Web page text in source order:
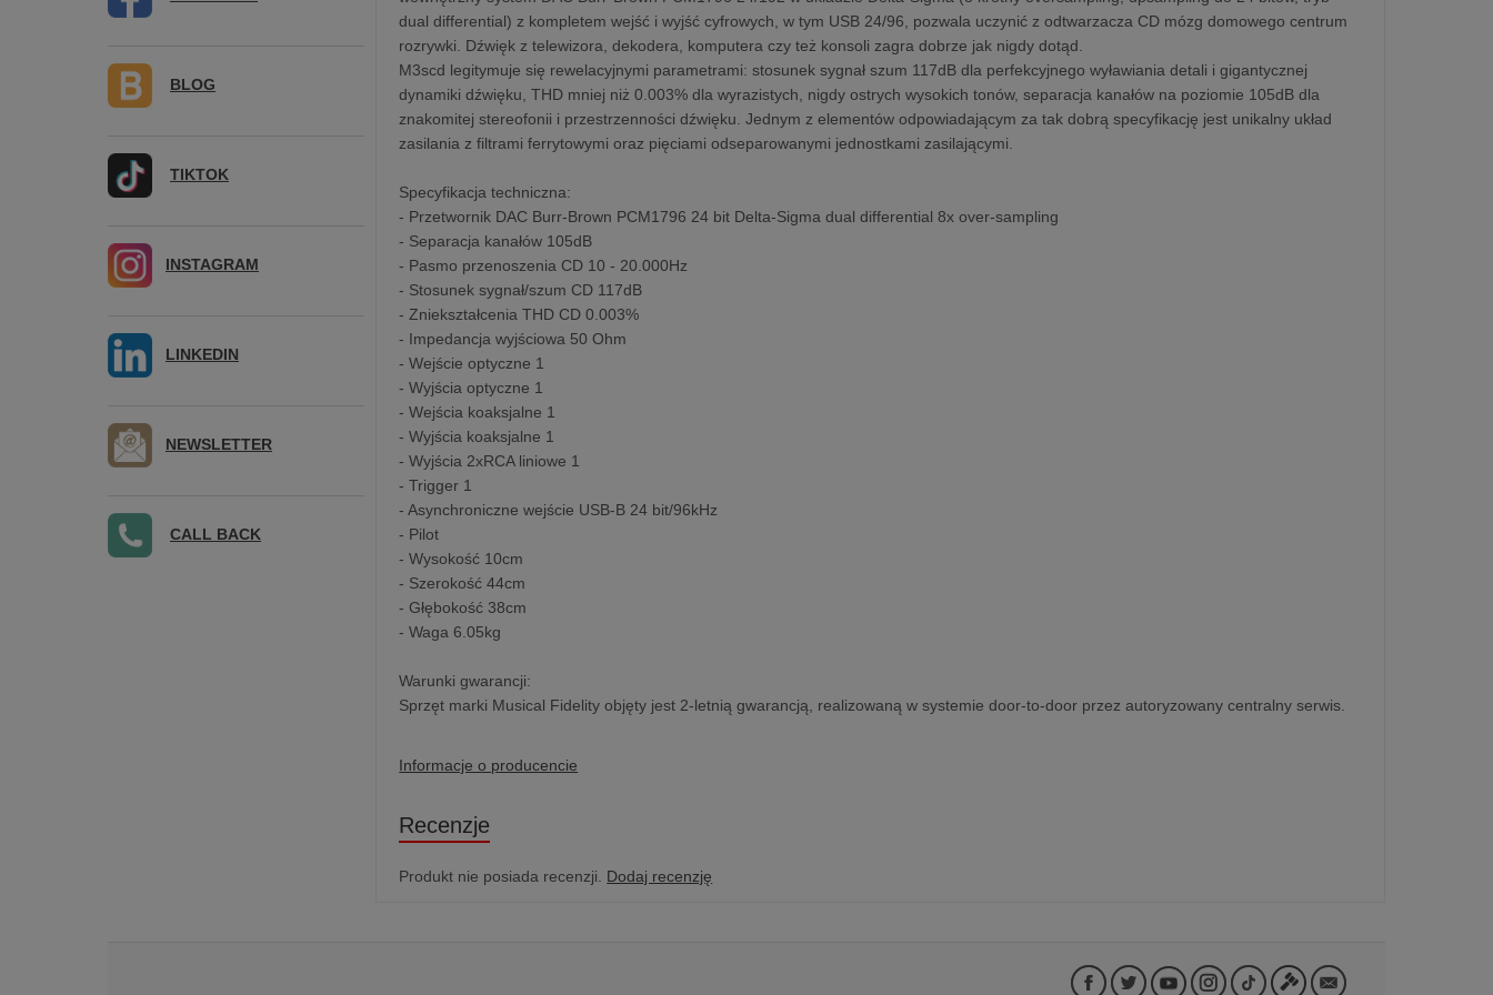
dual differential) z kompletem wejść i wyjść cyfrowych, w tym USB 24/96, pozwala uczynić z odtwarzacza CD mózg domowego centrum
rozrywki. Dźwięk z telewizora, dekodera, komputera czy też konsoli zagra dobrze jak nigdy dotąd.
M3scd legitymuje się rewelacyjnymi parametrami: stosunek sygnał szum 117dB dla perfekcyjnego wyławiania detali i gigantycznej
dynamiki dźwięku, THD mniej niż 0.003% dla wyrazistych, nigdy ostrych wysokich tonów, separacja kanałów na poziomie 105dB dla
znakomitej stereofonii i przestrzenności dźwięku. Jednym z elementów odpowiadającym za tak dobrą specyfikację jest unikalny układ
zasilania z filtrami ferrytowymi oraz pięciami odseparowanymi jednostkami zasilającymi.
Specyfikacja techniczna:
- Przetwornik DAC Burr-Brown PCM1796 24 bit Delta-Sigma dual differential 8x over-sampling
- Separacja kanałów 105dB
- Pasmo przenoszenia CD 10 - 20.000Hz
- Stosunek sygnał/szum CD 117dB
- Zniekształcenia THD CD 0.003%
- Impedancja wyjściowa 50 Ohm
- Wejście optyczne 1
- Wyjścia optyczne 1
- Wejścia koaksjalne 1
- Wyjścia koaksjalne 1
- Wyjścia 2xRCA liniowe 1
- Trigger 1
- Asynchroniczne wejście USB-B 24 bit/96kHz
- Pilot
- Wysokość 10cm
- Szerokość 44cm
- Głębokość 38cm
- Waga 6.05kg
Warunki gwarancji:
Sprzęt marki Musical Fidelity objęty jest 2-letnią gwarancją, realizowaną w systemie door-to-door przez autoryzowany centralny serwis.
Informacje o producencie
Recenzje
Produkt nie posiada recenzji. Dodaj recenzję
BLOG
TIKTOK
INSTAGRAM
LINKEDIN
NEWSLETTER
CALL BACK